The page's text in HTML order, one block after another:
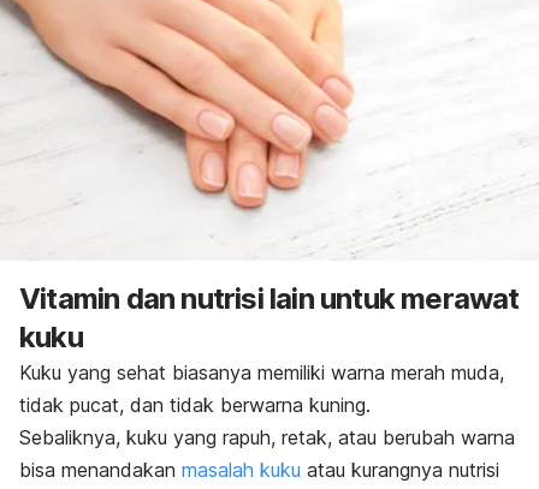
Vitamin dan nutrisi lain untuk merawat
kuku
Kuku yang sehat biasanya memiliki warna merah muda,
tidak pucat, dan tidak berwarna kuning.
Sebaliknya, kuku yang rapuh, retak, atau berubah warna
bisa menandakan masalah kuku atau kurangnya nutrisi